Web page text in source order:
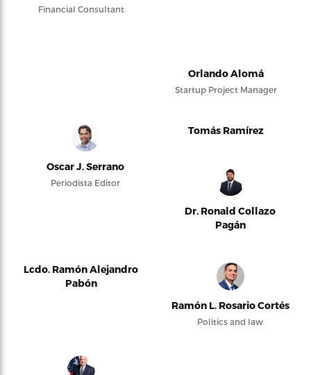
Financial Consultant
Orlando Alomá
Startup Project Manager
Oscar J. Serrano
Periodista Editor
Tomás Ramírez
Dr. Ronald Collazo
Pagán
Lcdo. Ramón Alejandro
Pabón
Ramón L. Rosario Cortés
Politics and law